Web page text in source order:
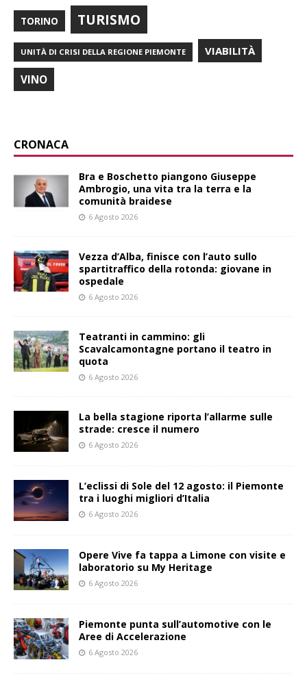
TORINO TURISMO
UNITÀ DI CRISI DELLA REGIONE PIEMONTE VIABILITÀ
VINO
CRONACA
Bra e Boschetto piangono Giuseppe
Ambrogio, una vita tra la terra e la
comunità braidese
6 Agosto 2026
Vezza d’Alba, finisce con l’auto sullo
spartitraffico della rotonda: giovane in
ospedale
6 Agosto 2026
Teatranti in cammino: gli
Scavalcamontagne portano il teatro in
quota
6 Agosto 2026
La bella stagione riporta l’allarme sulle
strade: cresce il numero
6 Agosto 2026
L’eclissi di Sole del 12 agosto: il Piemonte
tra i luoghi migliori d’Italia
6 Agosto 2026
Opere Vive fa tappa a Limone con visite e
laboratorio su My Heritage
6 Agosto 2026
Piemonte punta sull’automotive con le
Aree di Accelerazione
6 Agosto 2026